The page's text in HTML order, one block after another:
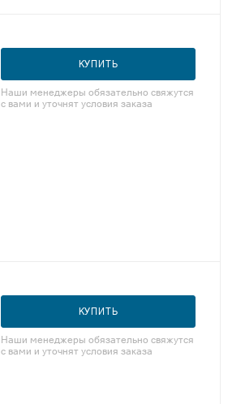
КУПИТЬ
Наши менеджеры обязательно свяжутся
с вами и уточнят условия заказа
КУПИТЬ
Наши менеджеры обязательно свяжутся
с вами и уточнят условия заказа